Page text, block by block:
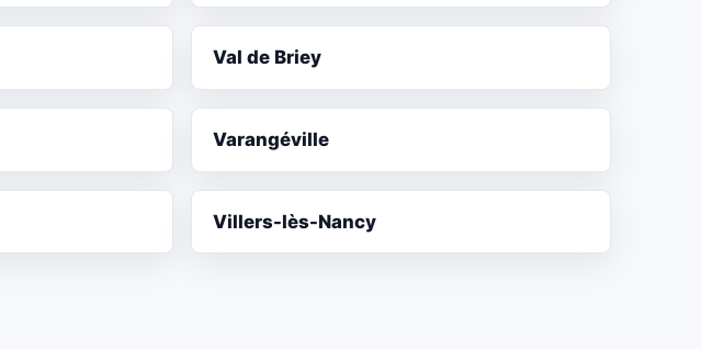
Val de Briey
Varangéville
Villers-lès-Nancy